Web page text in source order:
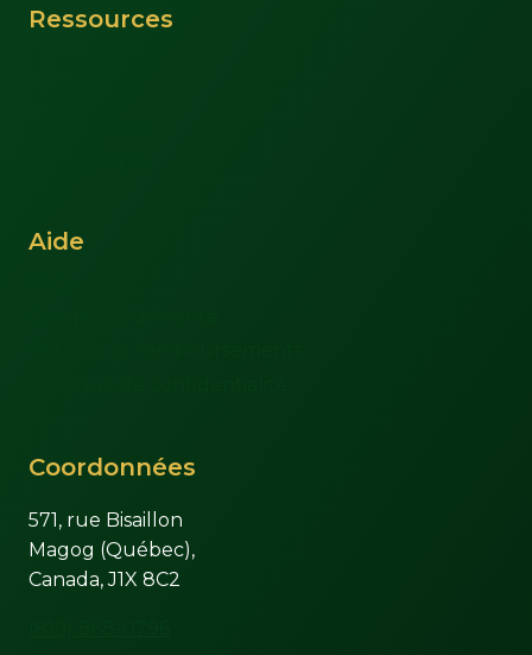
Ressources
Aide
Coordonnées
571, rue Bisaillon
Magog (Québec),
Canada, J1X 8C2